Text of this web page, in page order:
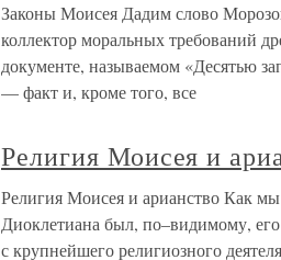
Законы Моисея Дадим слово
коллектор моральных требований
документе, называемом «Десятью
— факт и, кроме того, все
Религия Моисея и
Религия Моисея и арианство Как
Диоклетиана был, по–видимому,
с крупнейшего религиозного